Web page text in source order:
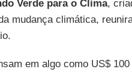
Verde para o Clima,
mudança climática,
em algo como US$